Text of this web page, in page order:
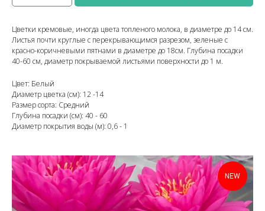
Цветки кремовые, иногда цвета топленого молока, в диаметре до 14 см.
Листья почти круглые с перекрывающимся разрезом, зеленые с
красно-коричневыми пятнами в диаметре до 18см. Глубина посадки
40-60 см, диаметр покрываемой листьями поверхности до 1 м.
Цвет: Белый
Диаметр цветка (см): 12 -14
Размер сорта: Средний
Глубина посадки (см): 40 - 60
Диаметр покрытия воды (м): 0,6 - 1
NEW